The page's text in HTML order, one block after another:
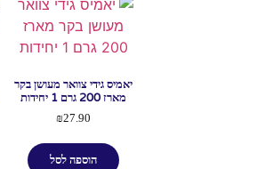
יאמיס גידי צוואר מעושן בקר
מארז 200 גרם 1 יחידות
₪27.90
הוספה לסל